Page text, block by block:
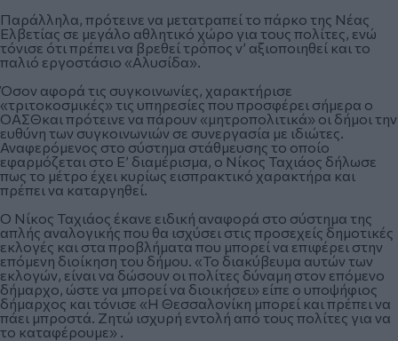
Παράλληλα, πρότεινε να μετατραπεί το πάρκο της Νέας
Ελβετίας σε μεγάλο αθλητικό χώρο για τους πολίτες, ενώ
τόνισε ότι πρέπει να βρεθεί τρόπος ν’ αξιοποιηθεί και το
παλιό εργοστάσιο «Αλυσίδα».
Όσον αφορά τις συγκοινωνίες, χαρακτήρισε
«τριτοκοσμικές» τις υπηρεσίες που προσφέρει σήμερα ο
ΟΑΣΘκαι πρότεινε να πάρουν «μητροπολιτικά» οι δήμοι την
ευθύνη των συγκοινωνιών σε συνεργασία με ιδιώτες.
Αναφερόμενος στο σύστημα στάθμευσης το οποίο
εφαρμόζεται στο Ε’ διαμέρισμα, ο Νίκος Ταχιάος δήλωσε
πως το μέτρο έχει κυρίως εισπρακτικό χαρακτήρα και
πρέπει να καταργηθεί.
Ο Νίκος Ταχιάος έκανε ειδική αναφορά στο σύστημα της
απλής αναλογικής που θα ισχύσει στις προσεχείς δημοτικές
εκλογές και στα προβλήματα που μπορεί να επιφέρει στην
επόμενη διοίκηση του δήμου. «Το διακύβευμα αυτών των
εκλογών, είναι να δώσουν οι πολίτες δύναμη στον επόμενο
δήμαρχο, ώστε να μπορεί να διοικήσει» είπε ο υποψήφιος
δήμαρχος και τόνισε «Η Θεσσαλονίκη μπορεί και πρέπει να
πάει μπροστά. Ζητώ ισχυρή εντολή από τους πολίτες για να
το καταφέρουμε» .